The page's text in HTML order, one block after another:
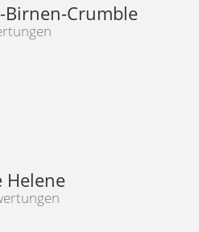
Birnen-Crumble
Helene